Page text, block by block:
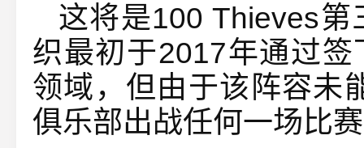
这将是100 Thieves
织最初于2017年通过签
领域，但由于该阵容未
俱乐部出战任何一场比